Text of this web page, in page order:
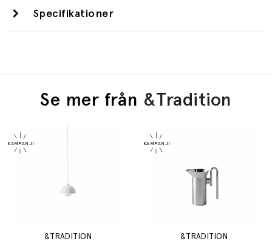
Specifikationer
Se mer från &Tradition
&TRADITION &TRADITION